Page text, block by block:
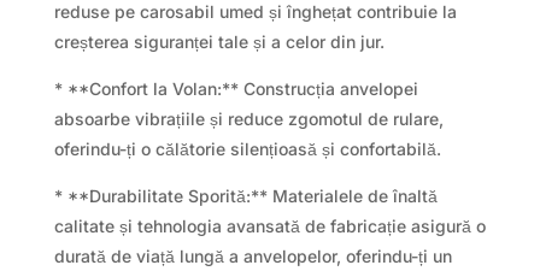
reduse pe carosabil umed și înghețat contribuie la
creșterea siguranței tale și a celor din jur.
* **Confort la Volan:** Construcția anvelopei
absoarbe vibrațiile și reduce zgomotul de rulare,
oferindu-ți o călătorie silențioasă și confortabilă.
* **Durabilitate Sporită:** Materialele de înaltă
calitate și tehnologia avansată de fabricație asigură o
durată de viață lungă a anvelopelor, oferindu-ți un